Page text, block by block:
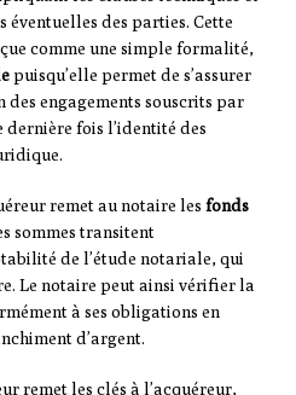
des parties. Cette
comme une simple formalité,
puisqu’elle permet de s’assurer
engagements souscrits par
fois l’identité des
remet au notaire les fonds
sommes transitent
de l’étude notariale, qui
Le notaire peut ainsi vérifier la
à ses obligations en
d’argent.
remet les clés à l’acquéreur,